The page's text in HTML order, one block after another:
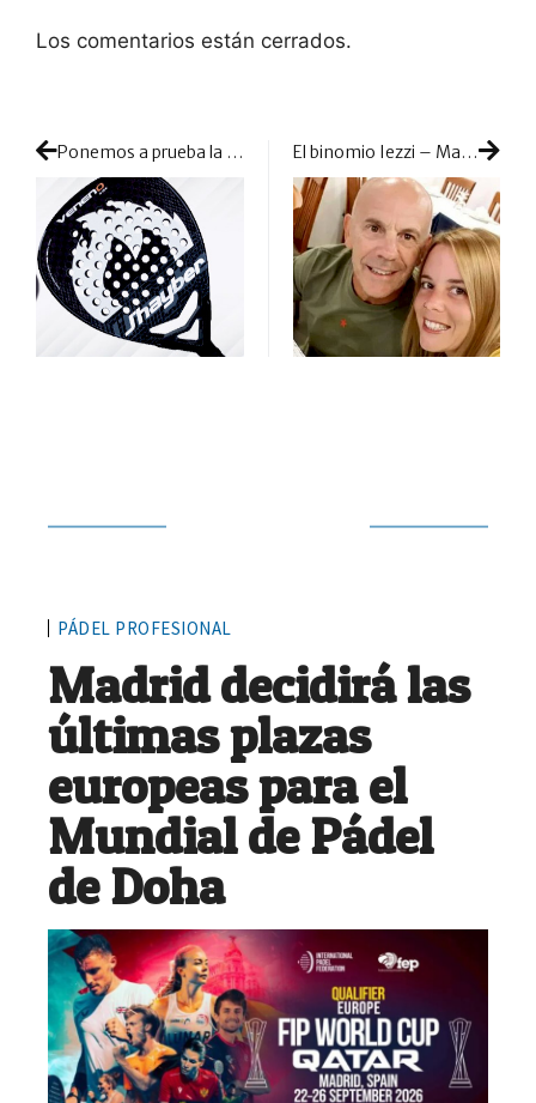
Los comentarios están cerrados.
Ponemos a prueba la potencia de la J’hayber Veneno 12K White El binomio Iezzi – Martínez decide tomar rumbos diferentes tras cinco años unidos
PÁDEL PROFESIONAL
Madrid decidirá las
últimas plazas
europeas para el
Mundial de Pádel
de Doha